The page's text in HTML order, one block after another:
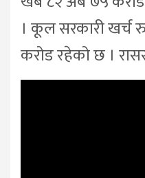
। कूल सरकारी खर्च
करोड रहेको छ ।